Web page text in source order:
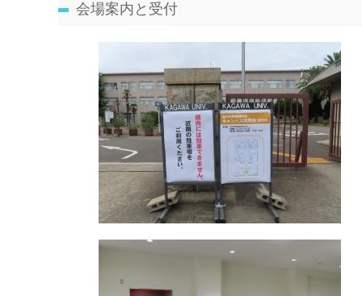
会場案内と受付